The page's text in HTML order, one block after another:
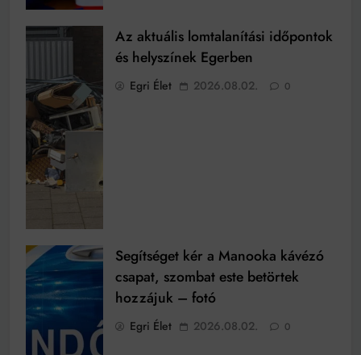
Az aktuális lomtalanítási időpontok
és helyszínek Egerben
Egri Élet 2026.08.02. 0
Segítséget kér a Manooka kávézó
csapat, szombat este betörtek
hozzájuk – fotó
Egri Élet 2026.08.02. 0